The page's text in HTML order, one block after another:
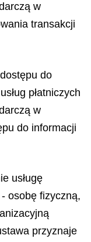
w
transakcji
do
płatniczych
w
do informacji
usługę
osobę fizyczną,
przyznaje